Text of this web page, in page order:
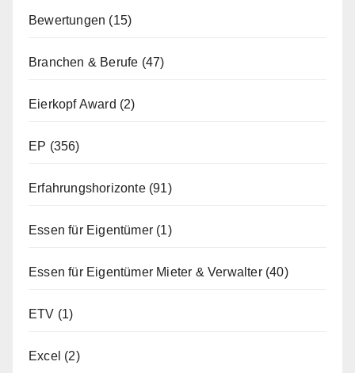
Bewertungen (15)
Branchen & Berufe (47)
Eierkopf Award (2)
EP (356)
Erfahrungshorizonte(91)
Essen für Eigentümer (1)
Essen für Eigentümer Mieter & Verwalter(40)
ETV (1)
Excel (2)